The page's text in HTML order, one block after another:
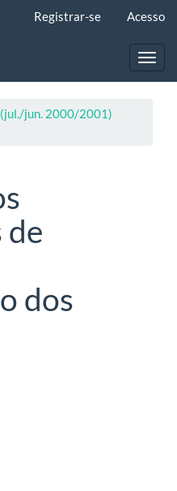
Registrar-se Acesso
(jul./jun. 2000/2001)
de
dos